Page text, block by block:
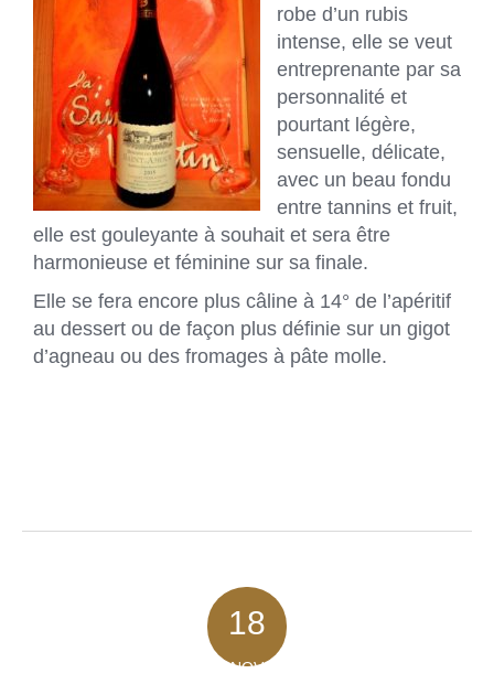
robe d’un rubis
intense, elle se veut
entreprenante par sa
personnalité et
pourtant légère,
sensuelle, délicate,
avec un beau fondu
entre tannins et fruit,
elle est gouleyante à souhait et sera être
harmonieuse et féminine sur sa finale.
Elle se fera encore plus câline à 14° de l’apéritif
au dessert ou de façon plus définie sur un gigot
d’agneau ou des fromages à pâte molle.
18
NOV